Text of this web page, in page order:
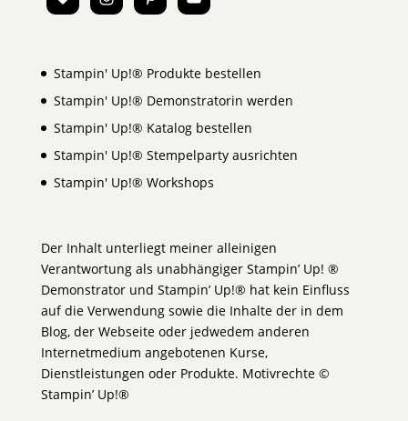
Stampin' Up!® Produkte bestellen
Stampin' Up!® Demonstratorin werden
Stampin' Up!® Katalog bestellen
Stampin' Up!® Stempelparty ausrichten
Stampin' Up!® Workshops
Der Inhalt unterliegt meiner alleinigen
Verantwortung als unabhängiger Stampin’ Up! ®
Demonstrator und Stampin’ Up!® hat kein Einfluss
auf die Verwendung sowie die Inhalte der in dem
Blog, der Webseite oder jedwedem anderen
Internetmedium angebotenen Kurse,
Dienstleistungen oder Produkte. Motivrechte ©
Stampin’ Up!®